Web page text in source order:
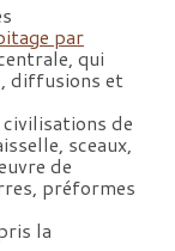
par
qui
diffusions et
de
sceaux,
de
préformes
la